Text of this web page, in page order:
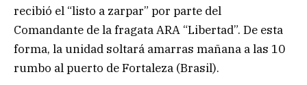
recibió el “listo a zarpar” por parte del
Comandante de la fragata ARA “Libertad”. De esta
forma, la unidad soltará amarras mañana a las 10
rumbo al puerto de Fortaleza (Brasil).